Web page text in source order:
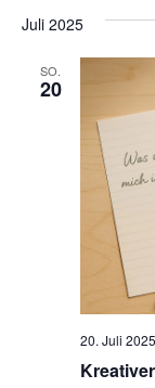
wählen.
Juli 2025
SO.
20
20. Juli